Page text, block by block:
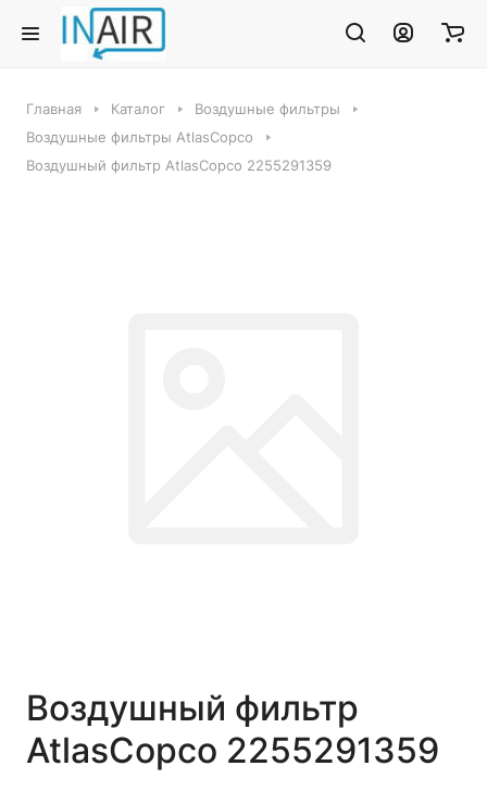
Главная Каталог
Воздушные фильтры
Воздушные фильтры AtlasCopco
Воздушный фильтр AtlasCopco 2255291359
Воздушный фильтр
AtlasCopco 2255291359